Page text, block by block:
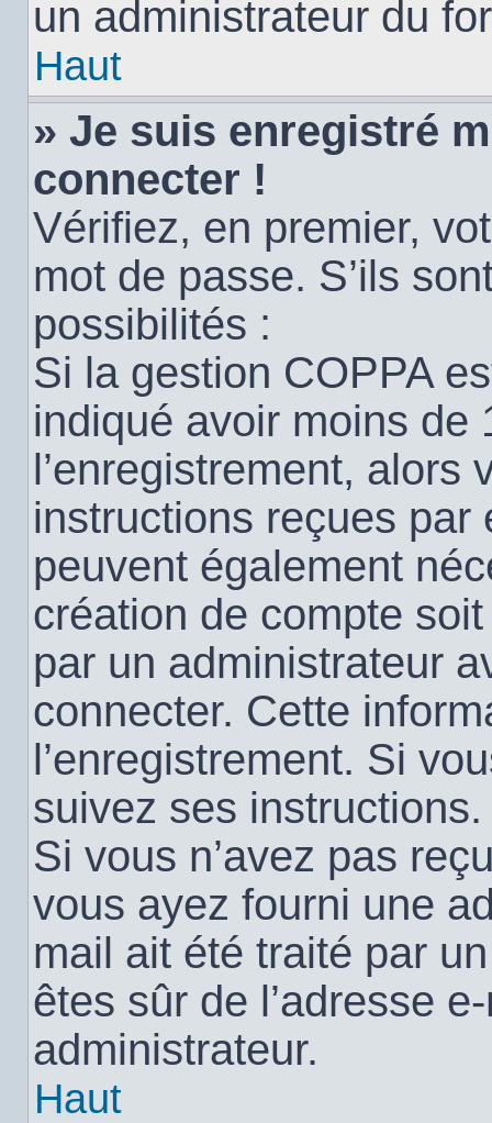
un administrateur du
Haut
» Je suis enregistré
connecter !
Vérifiez, en premier,
mot de passe. S’ils
possibilités :
Si la gestion COPPA
indiqué avoir moins de
l’enregistrement, alors
instructions reçues par
peuvent également
création de compte
par un administrateur
connecter. Cette
l’enregistrement. Si
suivez ses instructions.
Si vous n’avez pas
vous ayez fourni une
mail ait été traité par
êtes sûr de l’adresse
administrateur.
Haut